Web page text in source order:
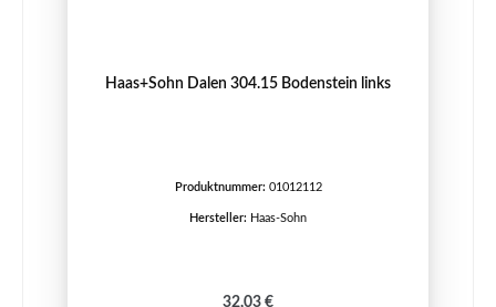
Haas+Sohn Dalen 304.15 Bodenstein links
Produktnummer: 01012112
Hersteller: Haas-Sohn
Regulärer Preis:
32,03 €